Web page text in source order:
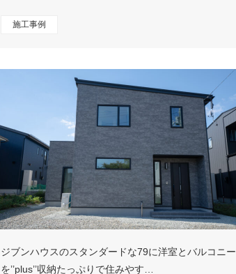
施工事例
ジブンハウスのスタンダードな79に洋室とバルコニー
を’’plus’’収納たっぷりで住みやす…